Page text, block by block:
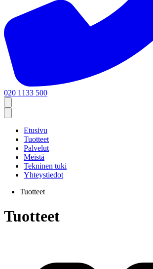
020 1133 500
Etusivu
Tuotteet
Palvelut
Meistä
Tekninen tuki
Yhteystiedot
Tuotteet
Tuotteet